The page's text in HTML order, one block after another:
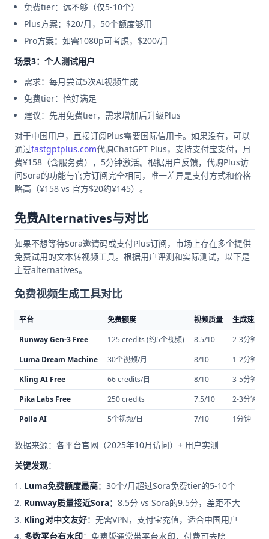
免费tier：远不够（仅5-10个）
Plus方案：$20/月，50个额度够用
Pro方案：如需1080p可考虑，$200/月
场景3：个人测试用户
需求：每月尝试5次AI视频生成
免费tier：恰好满足
建议：先用免费tier，需求增加后升级Plus
对于中国用户，直接订阅Plus需要国际信用卡。如果没有，可以
通过fastgptplus.com代购ChatGPT Plus，支持支付宝支付，月
费¥158（含服务费），5分钟激活。根据用户反馈，代购Plus访
问Sora的功能与官方订阅完全相同，唯一差异是支付方式和价格
略高（¥158 vs 官方$20约¥145）。
免费Alternatives与对比
如果不想等待Sora邀请码或支付Plus订阅，市场上存在多个提供
免费试用的文本转视频工具。根据用户评测和实际测试，以下是
主要alternatives。
免费视频生成工具对比
平台 免费额度 视频质量
生成速度
Runway Gen-3 Free
125 credits (约5个视频) 8.5/10
2-3分钟
Luma Dream Machine
30个视频/月 8/10
1-2分钟
Kling AI Free
66 credits/日 8/10
3-5分钟
Pika Labs Free
250 credits 7.5/10
2-3分钟
Pollo AI
5个视频/日 7/10 1分钟
数据来源：各平台官网（2025年10月访问）+ 用户实测
关键发现：
Luma免费额度最高：30个/月超过Sora免费tier的5-10个
Runway质量接近Sora：8.5分 vs Sora的9.5分，差距不大
Kling对中文友好：无需VPN，支付宝充值，适合中国用户
多数平台有水印：免费版通常带平台水印，付费可去除